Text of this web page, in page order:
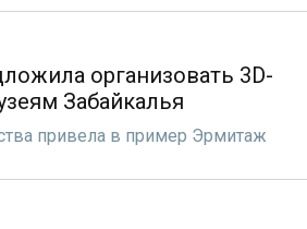
организовать 3D-
Забайкалья
привела в пример Эрмитаж